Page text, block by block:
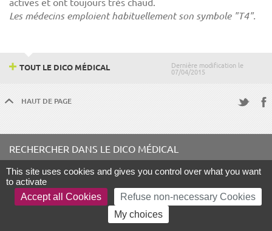
Les médecins emploient habituellement son symbole "T4".
Dernière modification le
07/04/2015
TOUT LE DICO MÉDICAL
HAUT DE PAGE
RECHERCHER DANS LE DICO MÉDICAL
Terme à rechercher
This site uses cookies and gives you control over what you want
to activate
Accept all Cookies
Refuse non-necessary Cookies
My choices